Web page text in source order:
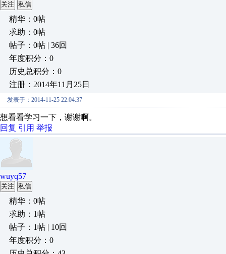
关注 私信
精华：0帖
求助：0帖
帖子：0帖 | 36回
年度积分：0
历史总积分：0
注册：2014年11月25日
发表于：2014-11-25 22:04:37
想看看学习一下，谢谢啊。
回复 引用 举报
wuyq57
关注 私信
精华：0帖
求助：1帖
帖子：1帖 | 10回
年度积分：0